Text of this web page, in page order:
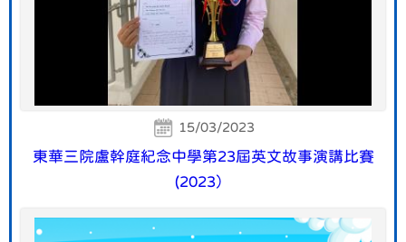
15/03/2023
東華三院盧幹庭紀念中學第23屆英文故事演講比賽
(2023）